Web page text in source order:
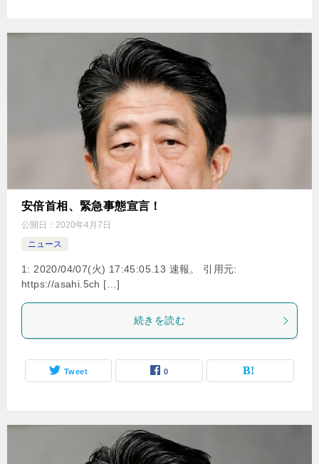
安倍首相、緊急事態宣言！
公開日： 2020年4月7日
ニュース
1: 2020/04/07(火) 17:45:05.13 速報。 引用元:
https://asahi.5ch […]
続きを読む
Tweet 0